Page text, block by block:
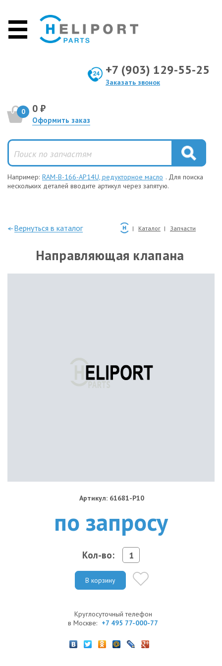
+7 (903) 129-55-25
Заказать звонок
0 0 ₽
Оформить заказ
Например: RAM-B-166-AP14U, редукторное масло . Для поиска
нескольких деталей вводите артикул через запятую.
—Вернуться в каталог Каталог Запчасти
Направляющая клапана
Артикул: 61681-P10
по запросу
Кол-во:
В корзину
Круглосуточный телефон
в Москве: +7 495 77-000-77